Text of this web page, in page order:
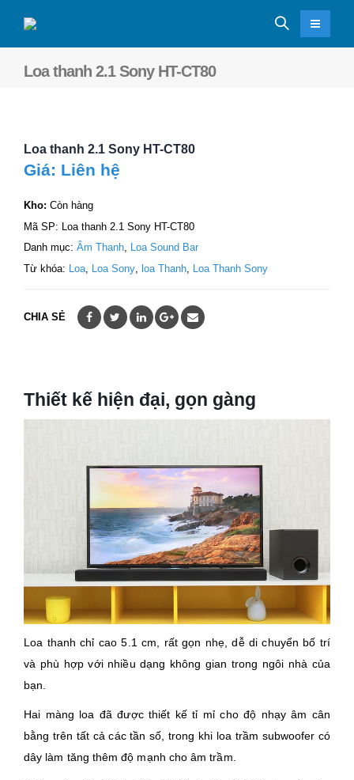
Loa thanh 2.1 Sony HT-CT80
Loa thanh 2.1 Sony HT-CT80
Giá: Liên hệ
Kho: Còn hàng
Mã SP: Loa thanh 2.1 Sony HT-CT80
Danh mục: Âm Thanh, Loa Sound Bar
Từ khóa: Loa Loa Sony loa Thanh Loa Thanh Sony
CHIA SẺ
Thiết kế hiện đại, gọn gàng
Loa thanh chỉ cao 5.1 cm, rất gọn nhẹ, dễ di chuyển bố trí
và phù hợp với nhiều dạng không gian trong ngôi nhà của
bạn.
Hai màng loa đã được thiết kế tỉ mỉ cho độ nhạy âm cân
bằng trên tất cả các tần số, trong khi loa trầm subwoofer có
dây làm tăng thêm độ mạnh cho âm trầm.